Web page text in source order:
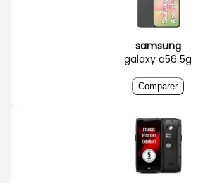
samsung
galaxy a56 5g
Comparer